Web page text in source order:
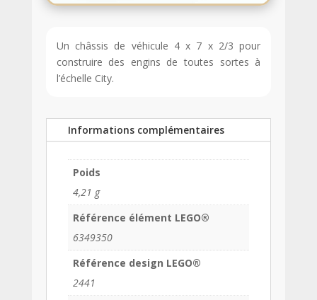
Un châssis de véhicule 4 x 7 x 2/3 pour
construire des engins de toutes sortes à
l’échelle City.
Informations complémentaires
Poids
4,21 g
Référence élément LEGO®
6349350
Référence design LEGO®
2441